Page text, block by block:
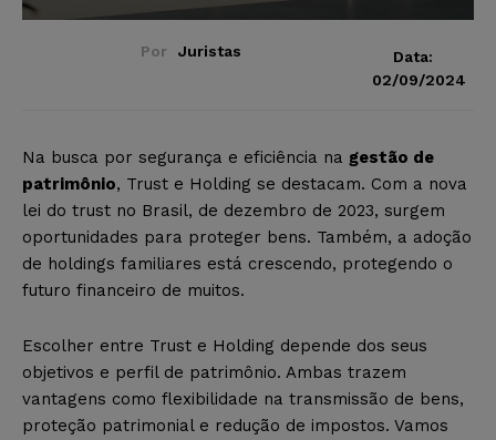
Por Juristas
Data:
02/09/2024
Na busca por segurança e eficiência na gestão de
patrimônio, Trust e Holding se destacam. Com a nova
lei do trust no Brasil, de dezembro de 2023, surgem
oportunidades para proteger bens. Também, a adoção
de holdings familiares está crescendo, protegendo o
futuro financeiro de muitos.
Escolher entre Trust e Holding depende dos seus
objetivos e perfil de patrimônio. Ambas trazem
vantagens como flexibilidade na transmissão de bens,
proteção patrimonial e redução de impostos. Vamos